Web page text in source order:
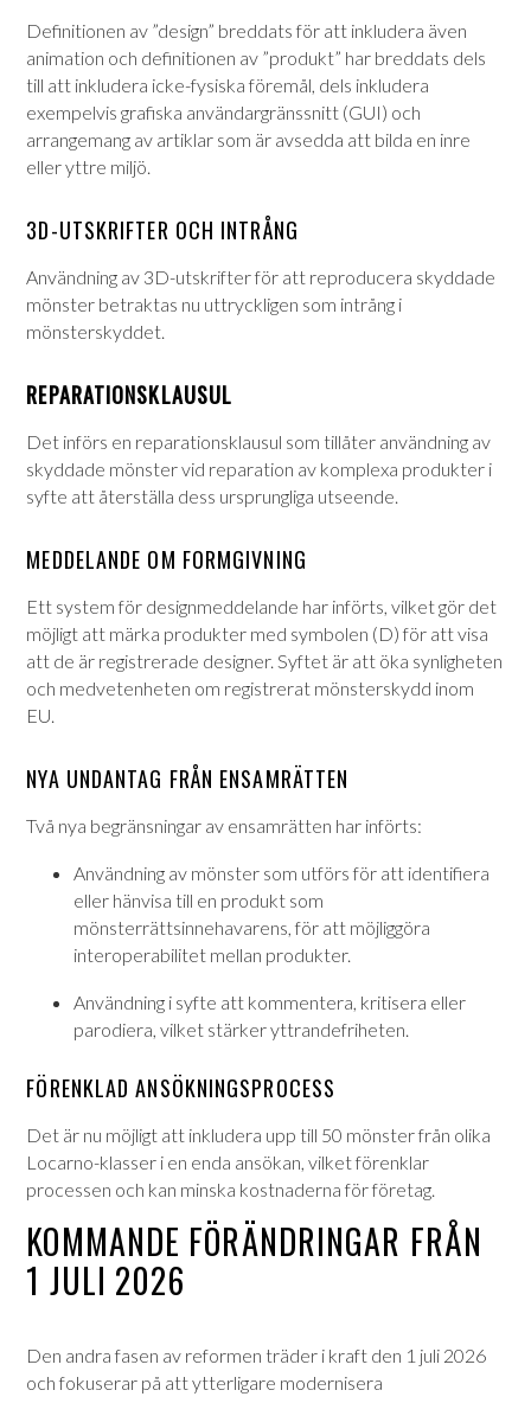
Definitionen av ”design” breddats för att inkludera även
animation och definitionen av ”produkt” har breddats dels
till att inkludera icke-fysiska föremål, dels inkludera
exempelvis grafiska användargränssnitt (GUI) och
arrangemang av artiklar som är avsedda att bilda en inre
eller yttre miljö.
3D-UTSKRIFTER OCH INTRÅNG
Användning av 3D-utskrifter för att reproducera skyddade
mönster betraktas nu uttryckligen som intrång i
mönsterskyddet.
REPARATIONSKLAUSUL
Det införs en reparationsklausul som tillåter användning av
skyddade mönster vid reparation av komplexa produkter i
syfte att återställa dess ursprungliga utseende.
MEDDELANDE OM FORMGIVNING
Ett system för designmeddelande har införts, vilket gör det
möjligt att märka produkter med symbolen (D) för att visa
att de är registrerade designer. Syftet är att öka synligheten
och medvetenheten om registrerat mönsterskydd inom
EU.
NYA UNDANTAG FRÅN ENSAMRÄTTEN
Två nya begränsningar av ensamrätten har införts:
Användning av mönster som utförs för att identifiera
eller hänvisa till en produkt som
mönsterrättsinnehavarens, för att möjliggöra
interoperabilitet mellan produkter.
Användning i syfte att kommentera, kritisera eller
parodiera, vilket stärker yttrandefriheten.
FÖRENKLAD ANSÖKNINGSPROCESS
Det är nu möjligt att inkludera upp till 50 mönster från olika
Locarno-klasser i en enda ansökan, vilket förenklar
processen och kan minska kostnaderna för företag.
KOMMANDE FÖRÄNDRINGAR FRÅN
1 JULI 2026
Den andra fasen av reformen träder i kraft den 1 juli 2026
och fokuserar på att ytterligare modernisera